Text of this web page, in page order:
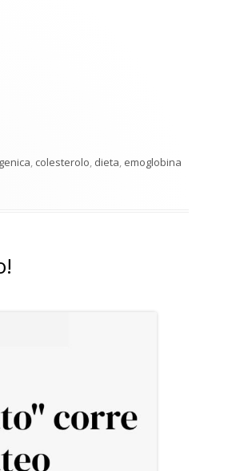
, colesterolo, dieta, emoglobina